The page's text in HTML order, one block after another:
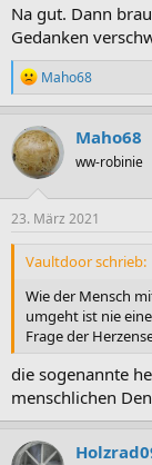
Na gut. Dann
Gedanken
R
e
a
k
t
i
o
n
e
Maho68
Maho68
ww-robinie
23. März 2021
Vaultdoor schrieb:
Wie der Mensch
umgeht ist nie
Frage der
die sogenannte
menschlichen